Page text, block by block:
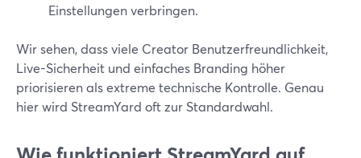
Einstellungen verbringen.
Wir sehen, dass viele Creator Benutzerfreundlichkeit,
Live-Sicherheit und einfaches Branding höher
priorisieren als extreme technische Kontrolle. Genau
hier wird StreamYard oft zur Standardwahl.